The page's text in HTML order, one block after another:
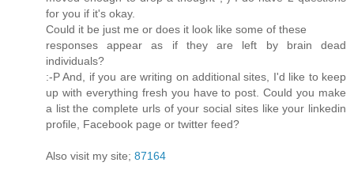
for you if it's okay.
Could it be just me or does it look like some of these
responses appear as if they are left by brain dead
individuals?
:-P And, if you are writing on additional sites, I'd like to keep
up with everything fresh you have to post. Could you make
a list the complete urls of your social sites like your linkedin
profile, Facebook page or twitter feed?
Also visit my site; 87164